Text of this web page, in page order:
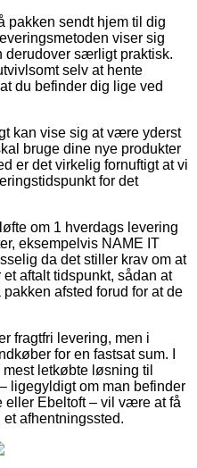
pakken sendt hjem til dig
viser sig
derudover særligt praktisk.
selv at hente
du befinder dig lige ved
kan vise sig at være yderst
bruge dine nye produkter
er det virkelig fornuftigt at vi
for det
om 1 hverdags levering
eksempelvis NAME IT
da det stiller krav om at
aftalt tidspunkt, sådan at
afsted forud for at de
fragtfri levering, men i
for en fastsat sum. I
letkøbte løsning til
ligegyldigt om man befinder
eller Ebeltoft – vil være at få
afhentningssted.